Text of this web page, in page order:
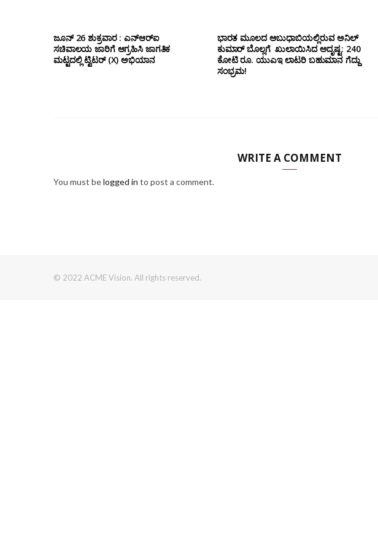
ಜೂನ್ 26 ಶುಕ್ರವಾರ : ಎನ್‌ಆರ್‌ಐ
ಸಚಿವಾಲಯ ಜಾರಿಗೆ ಆಗ್ರಹಿಸಿ ಜಾಗತಿಕ
ಮಟ್ಟದಲ್ಲಿ ಟ್ವಿಟರ್ (X) ಅಭಿಯಾನ
ಭಾರತ ಮೂಲದ ಅಬುಧಾಬಿಯಲ್ಲಿರುವ ಅನಿಲ್‌
ಕುಮಾರ್ ಬೊಲ್ಲಗೆ ಖುಲಾಯಿಸಿದ ಅದೃಷ್ಟ: 240
ಕೋಟಿ ರೂ. ಯುಎಇ ಲಾಟರಿ ಬಹುಮಾನ ಗೆದ್ದು
ಸಂಭ್ರಮ!
WRITE A COMMENT
You must belogged in to post a comment.
© 2022 ACME Vision. All rights reserved.